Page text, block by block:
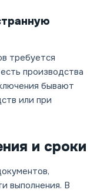
требуется
производства
бывают
или при
и сроки
выполнения. В